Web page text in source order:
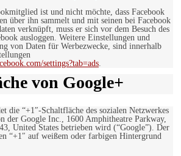
ist und nicht möchte, dass Facebook
über ihn sammelt und mit seinen bei Facebook
verknüpft, muss er sich vor dem Besuch des
ausloggen. Weitere Einstellungen und
von Daten für Werbezwecke, sind innerhalb
settings?tab=ads
von Google+
die “+1″-Schaltfläche des sozialen Netzwerkes
der Google Inc., 1600 Amphitheatre Parkway,
United States betrieben wird (“Google”). Der
“+1″ auf weißem oder farbigen Hintergrund